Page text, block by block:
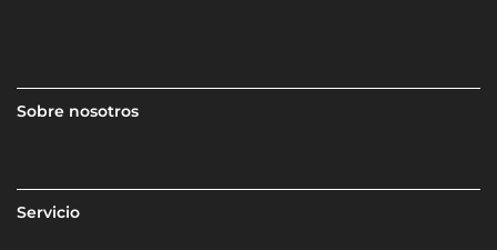
Sobre nosotros
Servicio